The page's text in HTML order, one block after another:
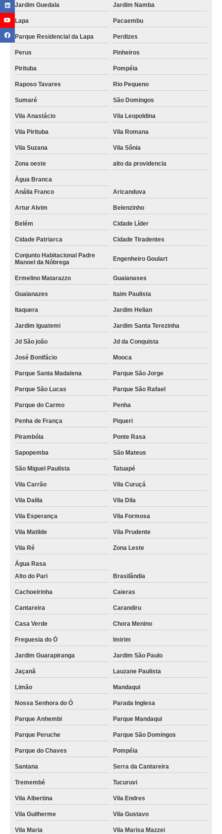
Jardim Guedala Jardim Namba
Lapa Pacaembu
Parque Residencial da Lapa Perdizes
Perus Pinheiros
Pirituba Pompéia
Raposo Tavares Rio Pequeno
Sumaré São Domingos
Vila Anastácio Vila Leopoldina
Vila Pirituba Vila Romana
Vila Suzana Vila Sônia
Zona oeste alto da providencia
Água Branca
Anália Franco
Aricanduva
Artur Alvim Belenzinho
Belém Cidade Líder
Cidade Patriarca Cidade Tiradentes
Conjunto Habitacional Padre
Manoel da Nóbrega
Engenheiro Goulart
Ermelino Matarazzo Guaianases
Guaianazes Itaim Paulista
Itaquera Jardim Helian
Jardim Iguatemi Jardim Santa Terezinha
Jd São joão Jd da Conquista
José Bonifácio Mooca
Parque Santa Madalena Parque São Jorge
Parque São Lucas Parque São Rafael
Parque do Carmo Penha
Penha de França Piqueri
Pirambóia Ponte Rasa
Sapopemba São Mateus
São Miguel Paulista Tatuapé
Vila Carrão Vila Curuçá
Vila Dalila Vila Dila
Vila Esperança Vila Formosa
Vila Matilde Vila Prudente
Vila Ré Zona Leste
Água Rasa
Alto do Pari
Brasilândia
Cachoeirinha Caieras
Cantareira Carandiru
Casa Verde Chora Menino
Freguesia do Ó Imirim
Jardim Guarapiranga Jardim São Paulo
Jaçanã Lauzane Paulista
Limão Mandaqui
Nossa Senhora do Ó Parada Inglesa
Parque Anhembi Parque Mandaqui
Parque Peruche Parque São Domingos
Parque do Chaves Pompéia
Santana Serra da Cantareira
Tremembé Tucuruvi
Vila Albertina Vila Endres
Vila Guilherme Vila Gustavo
Vila Maria Vila Marisa Mazzei